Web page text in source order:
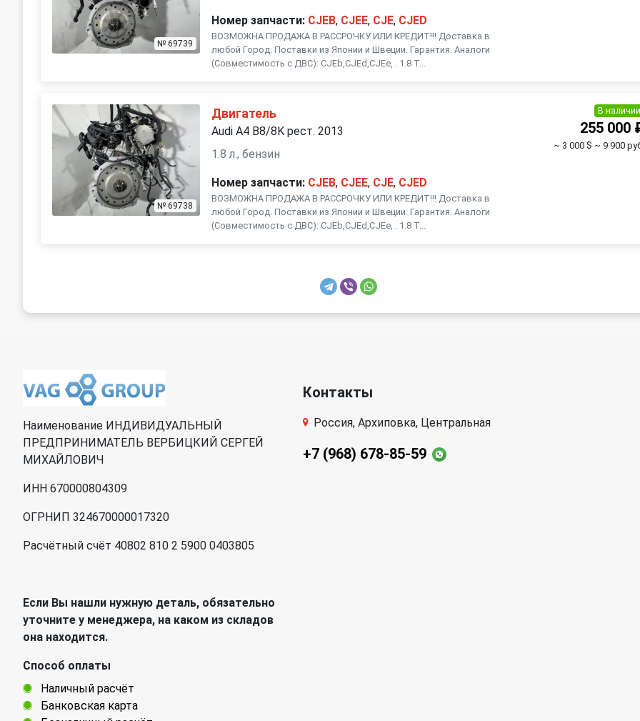
№ 69739
Номер запчасти: CJEB, CJEE, CJE, CJED
ВОЗМОЖНА ПРОДАЖА В РАССРОЧКУ ИЛИ КРЕДИТ!!! Доставка в
любой Город. Поставки из Японии и Швеции. Гарантия. Аналоги
(Совместимость с ДВС): CJEb,CJEd,CJEe, . 1.8 Т...
№ 69738
Двигатель
Audi A4 B8/8K рест. 2013
1.8 л., бензин
Номер запчасти: CJEB, CJEE, CJE, CJED
ВОЗМОЖНА ПРОДАЖА В РАССРОЧКУ ИЛИ КРЕДИТ!!! Доставка в
любой Город. Поставки из Японии и Швеции. Гарантия. Аналоги
(Совместимость с ДВС): CJEb,CJEd,CJEe, . 1.8 Т...
В наличии
255 000
~ 3 000 $ ~ 9 900
Наименование ИНДИВИДУАЛЬНЫЙ
ПРЕДПРИНИМАТЕЛЬ ВЕРБИЦКИЙ СЕРГЕЙ
МИХАЙЛОВИЧ
ИНН 670000804309
ОГРНИП 324670000017320
Расчётный счёт 40802 810 2 5900 0403805
Если Вы нашли нужную деталь, обязательно
уточните у менеджера, на каком из складов
она находится.
Способ оплаты
Наличный расчёт
Банковская карта
Контакты
Россия, Архиповка, Центральная
+7 (968) 678-85-59